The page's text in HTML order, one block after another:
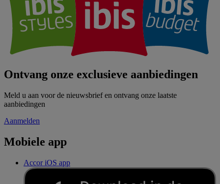
Ontvang onze exclusieve aanbiedingen
Meld u aan voor de nieuwsbrief en ontvang onze laatste
aanbiedingen
Aanmelden
Mobiele app
Accor iOS app